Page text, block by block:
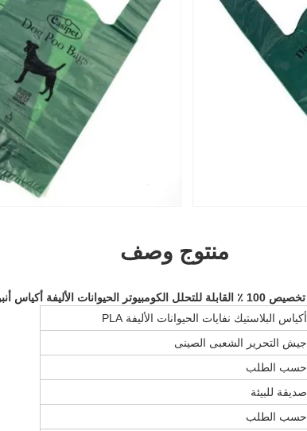
منتوج وصف
أكياس البلاستيك نفايات الحيوانات الأليفة PLA
جيش التحرير الشعبى الصينى
حسب الطلب
صديقة للبيئة
حسب الطلب